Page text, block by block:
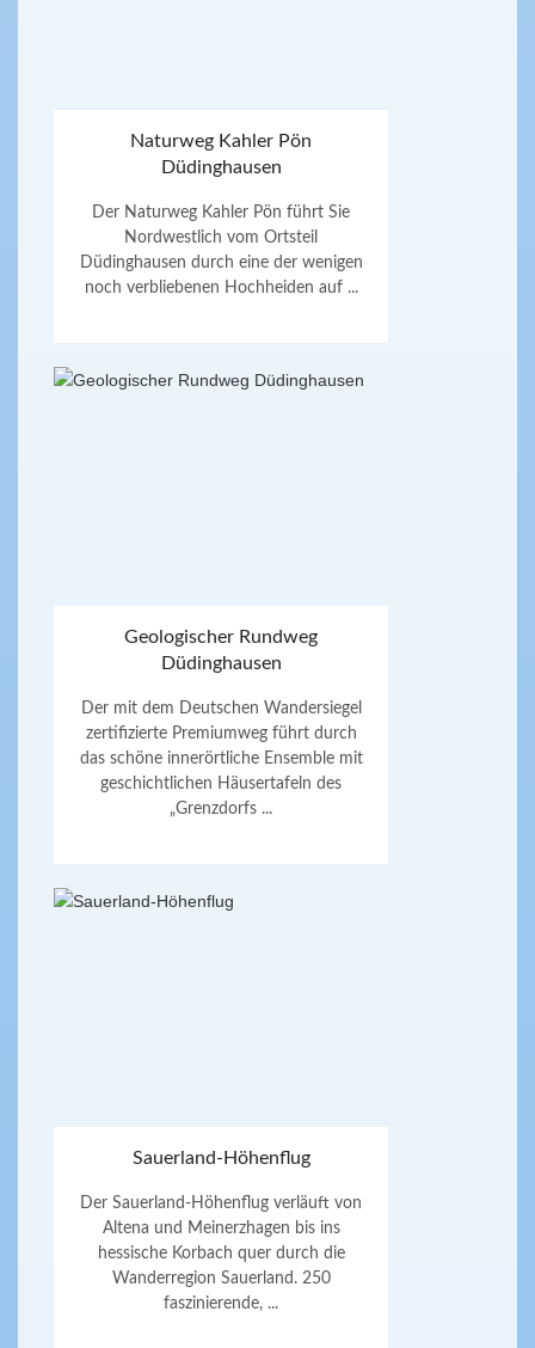
Naturweg Kahler Pön
Düdinghausen
Der Naturweg Kahler Pön führt Sie
Nordwestlich vom Ortsteil
Düdinghausen durch eine der wenigen
noch verbliebenen Hochheiden auf ...
Geologischer Rundweg
Düdinghausen
Der mit dem Deutschen Wandersiegel
zertifizierte Premiumweg führt durch
das schöne innerörtliche Ensemble mit
geschichtlichen Häusertafeln des
„Grenzdorfs ...
Sauerland-Höhenflug
Der Sauerland-Höhenflug verläuft von
Altena und Meinerzhagen bis ins
hessische Korbach quer durch die
Wanderregion Sauerland. 250
faszinierende, ...